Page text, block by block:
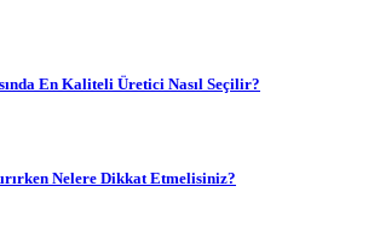
En Kaliteli Üretici Nasıl Seçilir?
Nelere Dikkat Etmelisiniz?